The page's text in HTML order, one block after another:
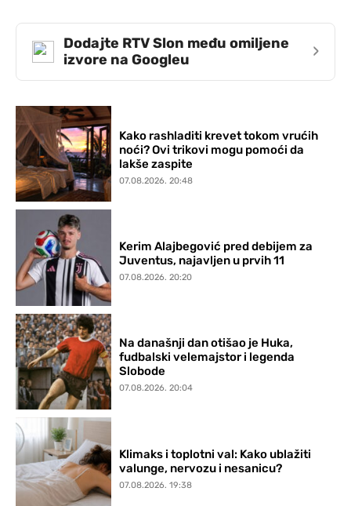
Dodajte RTV Slon među omiljene
izvore na Googleu
›
Kako rashladiti krevet tokom vrućih
noći? Ovi trikovi mogu pomoći da
lakše zaspite
07.08.2026. 20:48
Kerim Alajbegović pred debijem za
Juventus, najavljen u prvih 11
07.08.2026. 20:20
Na današnji dan otišao je Huka,
fudbalski velemajstor i legenda
Slobode
07.08.2026. 20:04
Klimaks i toplotni val: Kako ublažiti
valunge, nervozu i nesanicu?
07.08.2026. 19:38